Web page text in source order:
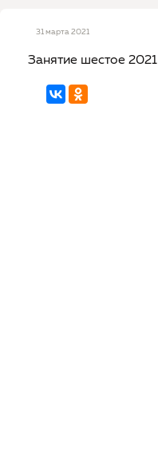
31 марта 2021
Занятие шестое 2021